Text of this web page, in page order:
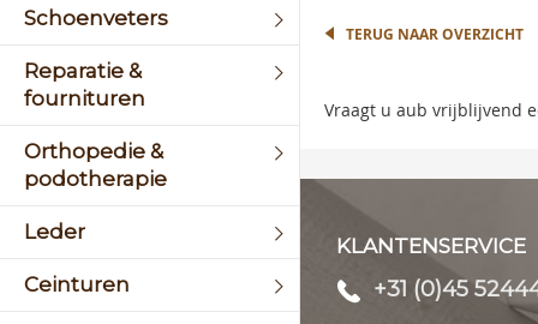
Schoenveters
Reparatie &
fournituren
Orthopedie &
podotherapie
Leder
Ceinturen
TERUG NAAR OVERZICHT
Vraagt u aub vrijblijvend
KLANTENSERVICE
+31 (0)45